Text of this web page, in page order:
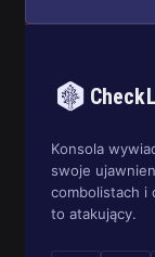
Konsola
swoje
combolistach i
to atakujący.